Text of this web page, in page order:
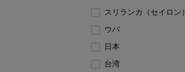
スリランカ（セイロン）
ウバ
日本
台湾